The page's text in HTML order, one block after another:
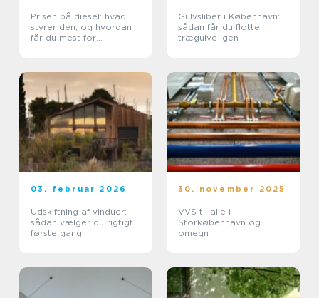
Prisen på diesel: hvad
styrer den, og hvordan
får du mest for
Gulvsliber i København:
sådan får du flotte
trægulve igen
03. februar 2026
Udskiftning af vinduer:
sådan vælger du rigtigt
første gang
30. november 2025
VVS til alle i
Storkøbenhavn og
omegn